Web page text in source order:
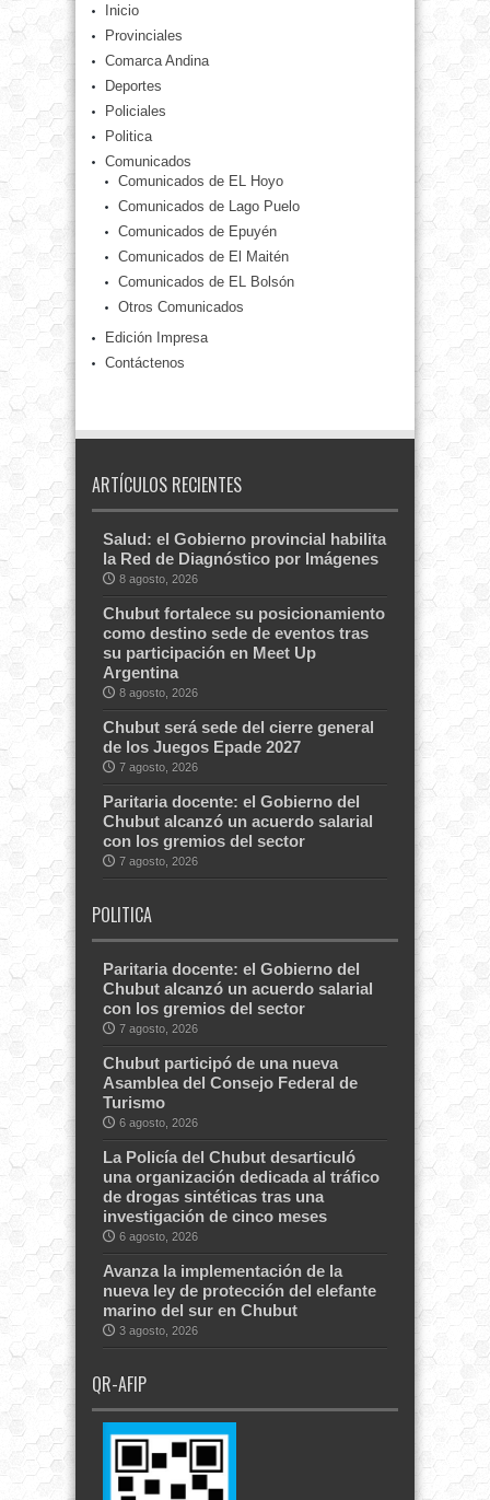
Inicio
Provinciales
Comarca Andina
Deportes
Policiales
Politica
Comunicados
Comunicados de EL Hoyo
Comunicados de Lago Puelo
Comunicados de Epuyén
Comunicados de El Maitén
Comunicados de EL Bolsón
Otros Comunicados
Edición Impresa
Contáctenos
ARTÍCULOS RECIENTES
Salud: el Gobierno provincial habilita
la Red de Diagnóstico por Imágenes
8 agosto, 2026
Chubut fortalece su posicionamiento
como destino sede de eventos tras
su participación en Meet Up
Argentina
8 agosto, 2026
Chubut será sede del cierre general
de los Juegos Epade 2027
7 agosto, 2026
Paritaria docente: el Gobierno del
Chubut alcanzó un acuerdo salarial
con los gremios del sector
7 agosto, 2026
POLITICA
Paritaria docente: el Gobierno del
Chubut alcanzó un acuerdo salarial
con los gremios del sector
7 agosto, 2026
Chubut participó de una nueva
Asamblea del Consejo Federal de
Turismo
6 agosto, 2026
La Policía del Chubut desarticuló
una organización dedicada al tráfico
de drogas sintéticas tras una
investigación de cinco meses
6 agosto, 2026
Avanza la implementación de la
nueva ley de protección del elefante
marino del sur en Chubut
3 agosto, 2026
QR-AFIP